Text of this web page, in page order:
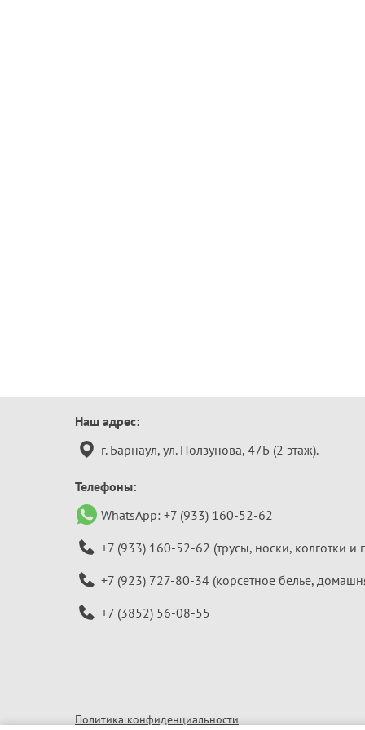
Контактная
информация
Наш адрес:
г. Барнаул, ул. Ползунова, 47Б (2 этаж).
Телефоны:
WhatsApp: +7 (933) 160-52-62
+7 (933) 160-52-62 (трусы, носки, колготки и
+7 (923) 727-80-34 (корсетное белье,
+7 (3852) 56-08-55
Политика конфиденциальности